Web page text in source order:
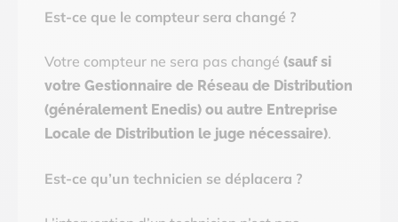
Est-ce que le compteur sera changé ?
Votre compteur ne sera pas changé (sauf si
votre Gestionnaire de Réseau de Distribution
(généralement Enedis) ou autre Entreprise
Locale de Distribution le juge nécessaire).
Est-ce qu’un technicien se déplacera ?